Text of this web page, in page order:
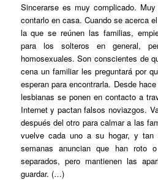
Sincerarse es muy complicado.
contarlo en casa. Cuando se acerca
la que se reúnen las familias,
para los solteros en general,
homosexuales. Son conscientes de
cena un familiar les preguntará por
esperan para encontrarla. Desde
lesbianas se ponen en contacto a
Internet y pactan falsos noviazgos.
después del otro para calmar a las
vuelve cada uno a su hogar, y tan
semanas anuncian que han
separados, pero mantienen las
guardar. (…)